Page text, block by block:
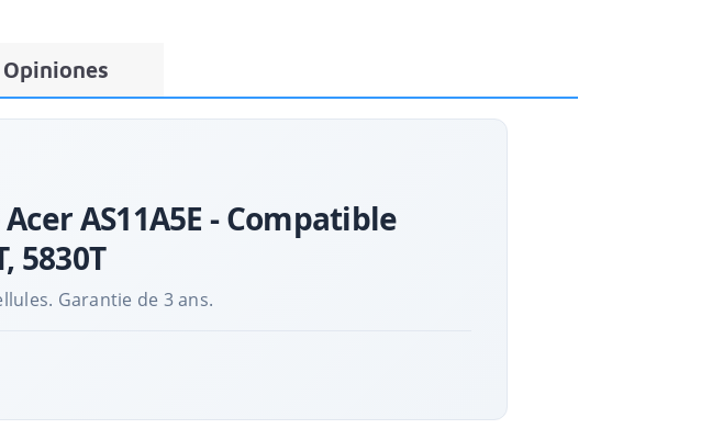
Opiniones
AS11A5E - Compatible
5830T
Garantie de 3 ans.